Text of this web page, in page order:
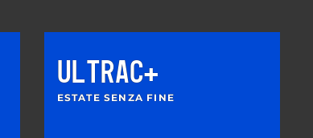
ULTRAC+
ESTATE SENZA FINE